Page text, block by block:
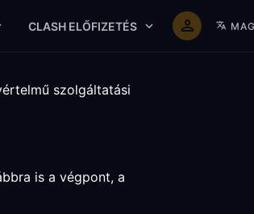
CLASH ELŐFIZETÉS
szolgáltatási
is a végpont, a